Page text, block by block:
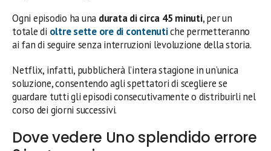
Ogni episodio ha una durata di circa 45 minuti, per un
totale di oltre sette ore di contenutiche permetteranno
ai fan di seguire senza interruzioni l’evoluzione della storia.
Netflix, infatti, pubblicherà l’intera stagione in un’unica
soluzione, consentendo agli spettatori di scegliere se
guardare tutti gli episodi consecutivamente o distribuirli nel
corso dei giorni successivi.
Dove vedere Uno splendido errore